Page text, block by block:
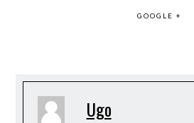
GOOGLE +
Ugo